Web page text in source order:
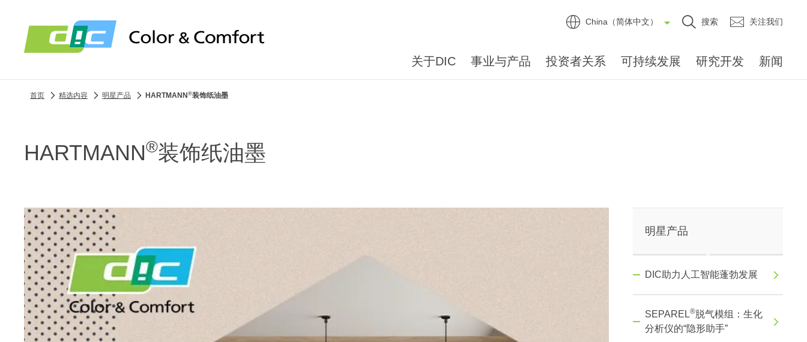
China（简体中文） 搜索 关注我们
关于DIC 事业与产品 投资者关系 可持续发展 研究开发 新闻
首页 精选内容 明星产品 HARTMANN ®装饰纸油墨
HARTMANN®装饰纸油墨
明星产品
DIC助力人工智能蓬勃发展
SEPAREL®脱气模组：生化
分析仪的“隐形助手”